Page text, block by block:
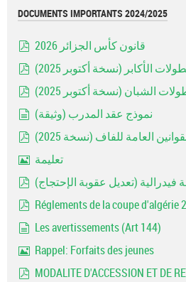
DOCUMENTS IMPORTANTS 2024/2025
قانون كأس الجزائر 2026
الأكابر (نسخة أكتوبر 2025)
الشبان (نسخة أكتوبر 2025)
نموذج عقد المدرب (وثيقة)
العامة للفاف (نسخة 2025)
تعليمة
فيدرالية (تعديل عقوبة الإحتجاج)
Réglements de la coupe d'algérie
Les avertissements (Art 144)
Rappel: Forfaits des jeunes
MODALITE D'ACCESSION ET DE